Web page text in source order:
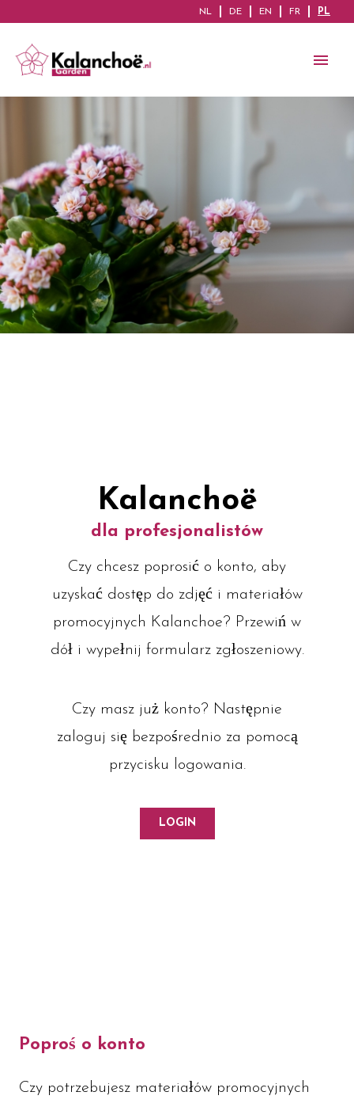
NL DE EN FR PL
Kalanchoë
dla profesjonalistów
Czy chcesz poprosić o konto, aby
uzyskać dostęp do zdjęć i materiałów
promocyjnych Kalanchoe? Przewiń w
dół i wypełnij formularz zgłoszeniowy.
Czy masz już konto? Następnie
zaloguj się bezpośrednio za pomocą
przycisku logowania.
LOGIN
Poproś o konto
Czy potrzebujesz materiałów promocyjnych